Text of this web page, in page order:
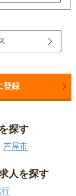
登録
探す
芦屋市
人を探す
行